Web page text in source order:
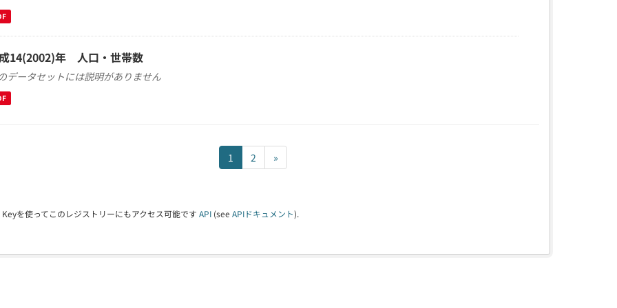
14(2002)年 人口・世帯数
データセットには説明がありません
1 2 »
Keyを使ってこのレジストリーにもアクセス可能です API (see APIドキュメント).